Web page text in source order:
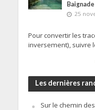
25
Pour convertir les
inversement), suivre
Les dernières
Sur le chemin